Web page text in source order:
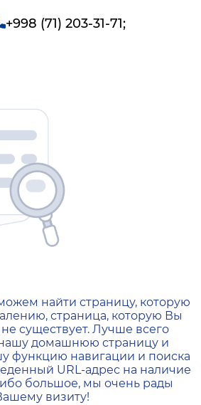
+998 (71) 203-31-71;
не
найти страницу, которую
страница, которую Вы
существует. Лучше всего
домашнюю страницу и
функцию навигации и поиска
URL-адрес на наличие
большое, мы очень рады
визиту!